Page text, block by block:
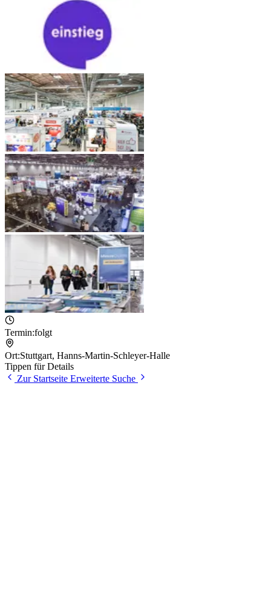
Termin:folgt
Ort:Stuttgart, Hanns-Martin-Schleyer-Halle
Tippen für Details
Zur Startseite Erweiterte Suche